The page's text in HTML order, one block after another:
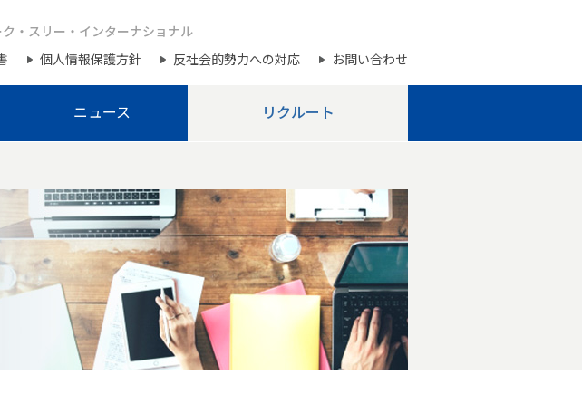
ク・スリー・インターナショナル
お問い合わせ
反社会的勢力への対応
個人情報保護方針
ニュース リクルート